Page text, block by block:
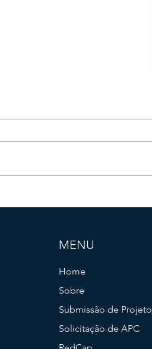
MENU
Home
Sobre
Submissão de Projeto
Solicitação de APC